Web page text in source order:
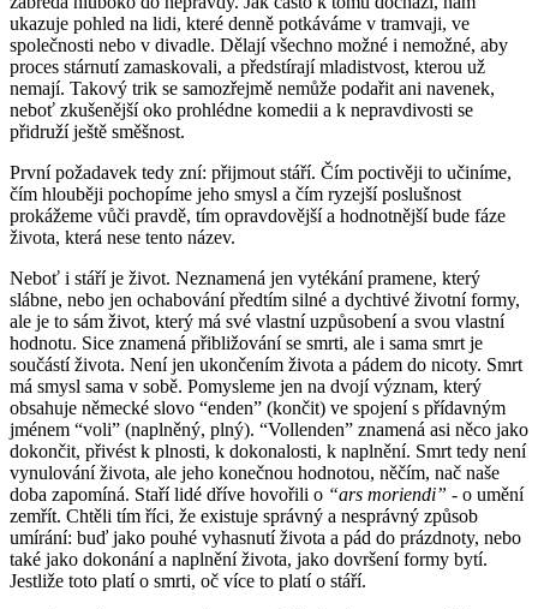
ukazuje pohled na lidi, které denně potkáváme v tramvaji, ve
společnosti nebo v divadle. Dělají všechno možné i nemožné, aby
proces stárnutí zamaskovali, a předstírají mladistvost, kterou už
nemají. Takový trik se samozřejmě nemůže podařit ani navenek,
neboť zkušenější oko prohlédne komedii a k nepravdivosti se
přidruží ještě směšnost.
První požadavek tedy zní: přijmout stáří. Čím poctivěji to učiníme,
čím hlouběji pochopíme jeho smysl a čím ryzejší poslušnost
prokážeme vůči pravdě, tím opravdovější a hodnotnější bude fáze
života, která nese tento název.
Neboť i stáří je život. Neznamená jen vytékání pramene, který
slábne, nebo jen ochabování předtím silné a dychtivé životní formy,
ale je to sám život, který má své vlastní uzpůsobení a svou vlastní
hodnotu. Sice znamená přibližování se smrti, ale i sama smrt je
součástí života. Není jen ukončením života a pádem do nicoty. Smrt
má smysl sama v sobě. Pomysleme jen na dvojí význam, který
obsahuje německé slovo “enden” (končit) ve spojení s přídavným
jménem “voli” (naplněný, plný). “Vollenden” znamená asi něco jako
dokončit, přivést k plnosti, k dokonalosti, k naplnění. Smrt tedy není
vynulování života, ale jeho konečnou hodnotou, něčím, nač naše
doba zapomíná. Staří lidé dříve hovořili o “ars moriendi” - o umění
zemřít. Chtěli tím říci, že existuje správný a nesprávný způsob
umírání: buď jako pouhé vyhasnutí života a pád do prázdnoty, nebo
také jako dokonání a naplnění života, jako dovršení formy bytí.
Jestliže toto platí o smrti, oč více to platí o stáří.